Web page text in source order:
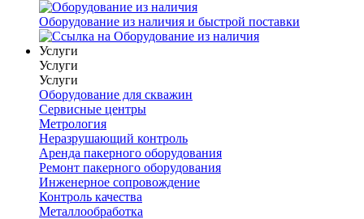
Оборудование из наличия и быстрой поставки
Услуги
Услуги
Услуги
Оборудование для скважин
Сервисные центры
Метрология
Неразрушающий контроль
Аренда пакерного оборудования
Ремонт пакерного оборудования
Инженерное сопровождение
Контроль качества
Металлообработка